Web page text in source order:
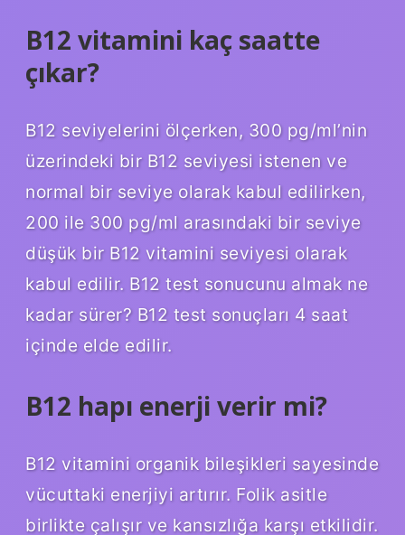
B12 vitamini kaç saatte
çıkar?
B12 seviyelerini ölçerken, 300 pg/ml’nin
üzerindeki bir B12 seviyesi istenen ve
normal bir seviye olarak kabul edilirken,
200 ile 300 pg/ml arasındaki bir seviye
düşük bir B12 vitamini seviyesi olarak
kabul edilir. B12 test sonucunu almak ne
kadar sürer? B12 test sonuçları 4 saat
içinde elde edilir.
B12 hapı enerji verir mi?
B12 vitamini organik bileşikleri sayesinde
vücuttaki enerjiyi artırır. Folik asitle
birlikte çalışır ve kansızlığa karşı etkilidir.